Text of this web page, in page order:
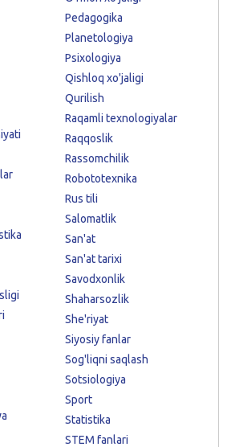
Pedagogika
Planetologiya
Psixologiya
Qishloq xo'jaligi
Qurilish
Raqamli texnologiyalar
Raqqoslik
Rassomchilik
Robototexnika
Rus tili
Salomatlik
San'at
San'at tarixi
Savodxonlik
Shaharsozlik
She'riyat
Siyosiy fanlar
Sog'liqni saqlash
Sotsiologiya
Sport
Statistika
STEM fanlari